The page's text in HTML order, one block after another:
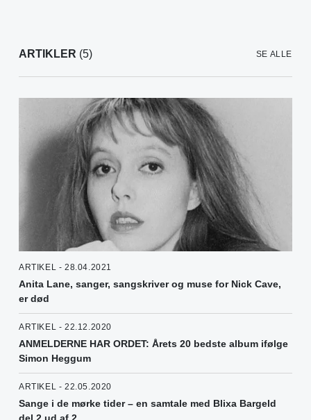
ARTIKLER (5) SE ALLE
ARTIKEL - 28.04.2021
Anita Lane, sanger, sangskriver og muse for Nick Cave,
er død
ARTIKEL - 22.12.2020
ANMELDERNE HAR ORDET: Årets 20 bedste album ifølge
Simon Heggum
ARTIKEL - 22.05.2020
Sange i de mørke tider – en samtale med Blixa Bargeld